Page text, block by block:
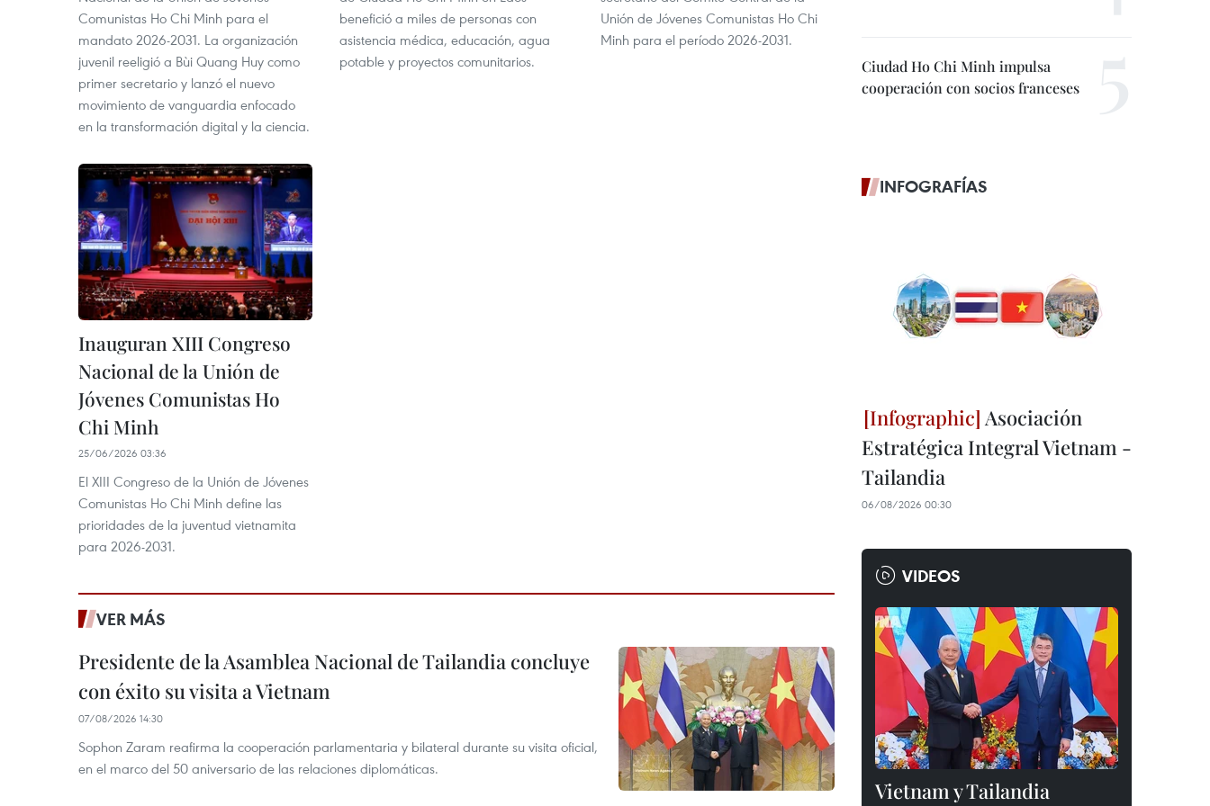
Comunistas Ho Chi Minh para el
mandato 2026-2031. La organización
juvenil reeligió a Bùi Quang Huy como
primer secretario y lanzó el nuevo
movimiento de vanguardia enfocado
en la transformación digital y la ciencia.
benefició a miles de personas con
asistencia médica, educación, agua
potable y proyectos comunitarios.
Unión de Jóvenes Comunistas Ho Chi
Minh para el período 2026-2031.
Inauguran XIII Congreso
Nacional de la Unión de
Jóvenes Comunistas Ho
Chi Minh
25/06/2026 03:36
El XIII Congreso de la Unión de Jóvenes
Comunistas Ho Chi Minh define las
prioridades de la juventud vietnamita
para 2026-2031.
VER MÁS
Presidente de la Asamblea Nacional de Tailandia concluye
con éxito su visita a Vietnam
07/08/2026 14:30
Sophon Zaram reafirma la cooperación parlamentaria y bilateral durante su visita oficial,
en el marco del 50 aniversario de las relaciones diplomáticas.
Ciudad Ho Chi Minh impulsa
cooperación con socios franceses
INFOGRAFÍAS
Asociación
Estratégica Integral Vietnam -
Tailandia
06/08/2026 00:30
VIDEOS
Vietnam y Tailandia